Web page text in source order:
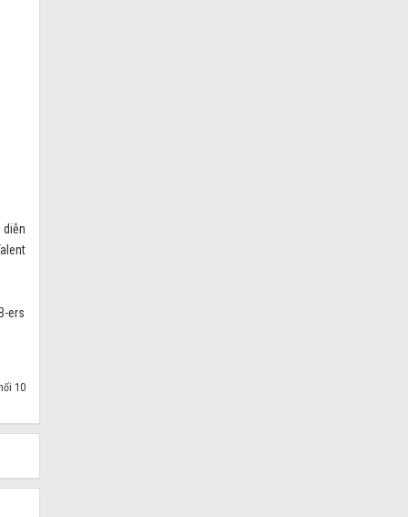
diễn
ers
10